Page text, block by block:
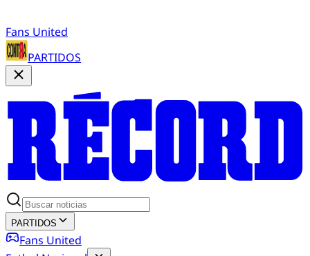
Fans United
PARTIDOS
PARTIDOS
Fans United